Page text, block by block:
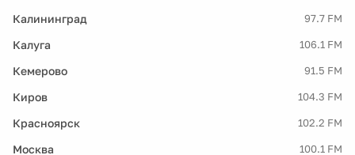
Калининград 97.7 FM
Калуга 106.1 FM
Кемерово 91.5 FM
Киров 104.3 FM
Красноярск 102.2 FM
Москва 100.1 FM